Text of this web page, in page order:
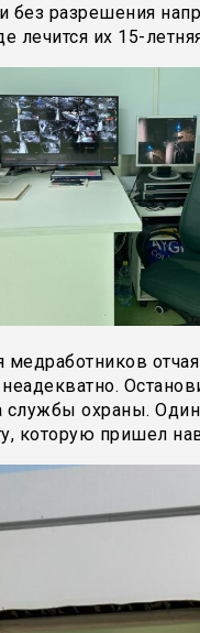
без разрешения
лечится их 15-
медработников
службы охраны.
которую пришел